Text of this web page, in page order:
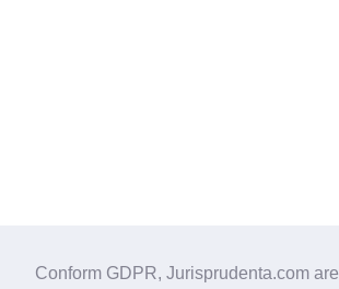
Conform GDPR, Jurisprudenta.com are